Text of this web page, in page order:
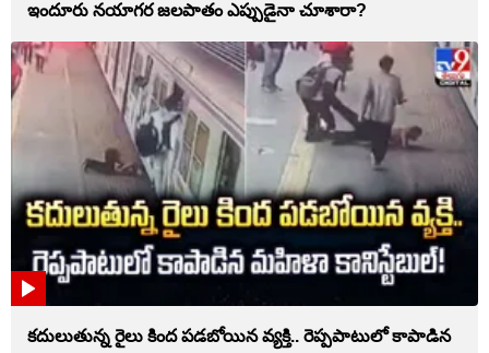
ఇందూరు నయాగర జలపాతం ఎప్పుడైనా చూశారా?
కదులుతున్న రైలు కింద పడబోయిన వ్యక్తి.. రెప్పపాటులో కాపాడిన